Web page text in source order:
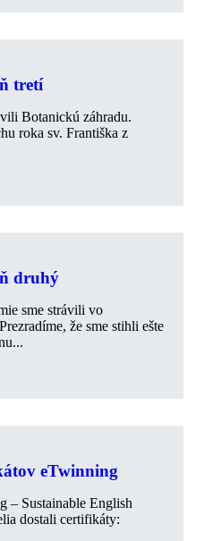
tretí
Botanickú záhradu.
roka sv. Františka z
druhý
sme strávili vo
že sme stihli ešte
eTwinning
– Sustainable English
dostali certifikáty: